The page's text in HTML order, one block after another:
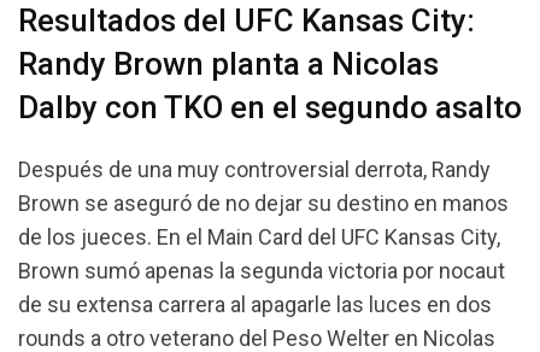
Resultados del UFC Kansas City:
Randy Brown planta a Nicolas
Dalby con TKO en el segundo asalto
Después de una muy controversial derrota, Randy
Brown se aseguró de no dejar su destino en manos
de los jueces. En el Main Card del UFC Kansas City,
Brown sumó apenas la segunda victoria por nocaut
de su extensa carrera al apagarle las luces en dos
rounds a otro veterano del Peso Welter en Nicolas